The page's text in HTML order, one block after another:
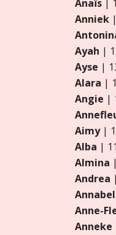
Anaïs |
Anniek
Ayah |
Ayse |
Alara |
Angie |
Aimy|
Alba |
Almina
Andrea
Anne-
Anneke